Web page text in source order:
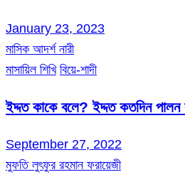
January 23, 2023
মাসিক আদর্শ নারী
মাসায়িল শিখি বিয়ে-শাদী
ইদ্দত কাকে বলে? ইদ্দত কতদিন
September 27, 2022
মুফতি লুৎফুর রহমান ফরায়েজী